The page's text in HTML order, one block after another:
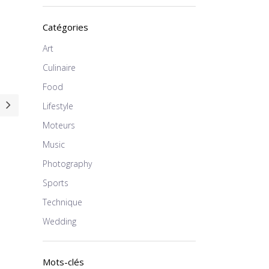
Catégories
Art
Culinaire
Food
Lifestyle
Moteurs
Music
Photography
Sports
Technique
Wedding
Mots-clés